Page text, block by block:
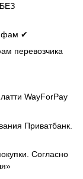
✔
перевозчика
WayForPay
Приватбанк.
Согласно